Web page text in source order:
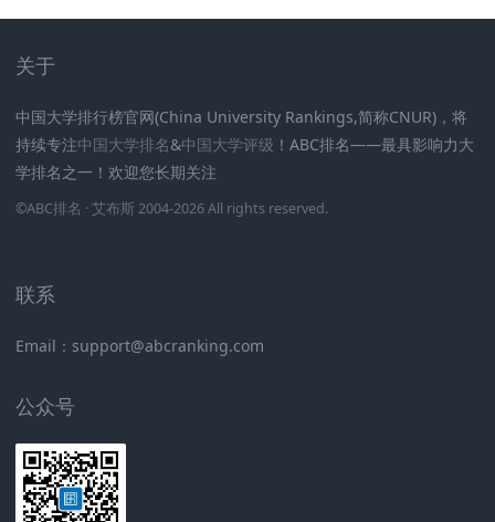
关于
中国大学排行榜官网(China University Rankings,简称CNUR)，将
持续专注中国大学排名&中国大学评级 ！ABC排名——最具影响力大
学排名之一！欢迎您长期关注
©ABC排名 · 艾布斯 2004-2026 All rights reserved.
联系
Email：support@abcranking.com
公众号